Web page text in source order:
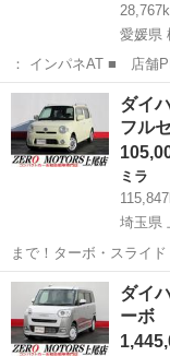
愛媛県
： インパネAT ■ 店舗
ちしており…
愛媛 松山市 キ
ダイ
フル
ミラ
埼玉県
まで！ターボ・スライド
無： なし ■ 年…
埼玉 上尾市 ミラ
ダイ
ーボ